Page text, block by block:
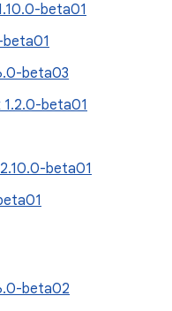
beta01
beta01
beta03
1.2.0-beta01
beta01
beta02